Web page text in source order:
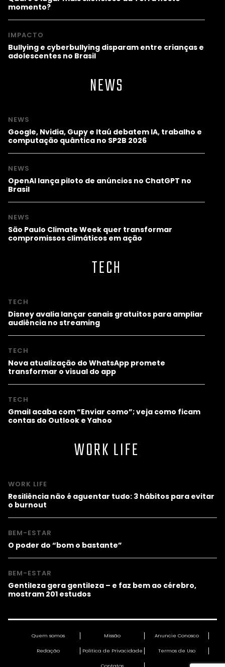
momento?
IMPACTO
Bullying e cyberbullying disparam entre crianças e
adolescentes no Brasil
NEWS
NEWS
Google, Nvidia, Gupy e Itaú debatem IA, trabalho e
computação quântica no SP2B 2026
NEWS
OpenAI lança piloto de anúncios no ChatGPT no
Brasil
NEWS
São Paulo Climate Week quer transformar
compromissos climáticos em ação
TECH
TECH
Disney avalia lançar canais gratuitos para ampliar
audiência no streaming
TECH
Nova atualização do WhatsApp promete
transformar o visual do app
TECH
Gmail acaba com “Enviar como”; veja como ficam
contas do Outlook e Yahoo
WORK LIFE
WORK LIFE
Resiliência não é aguentar tudo: 3 hábitos para evitar
o burnout
BEM-ESTAR
O poder do “bom o bastante”
BEM-ESTAR
Gentileza gera gentileza – e faz bem ao cérebro,
mostram 201 estudos
Quem somos Missão Anuncie Conosco
Redação Política de Privacidade Termos de Uso